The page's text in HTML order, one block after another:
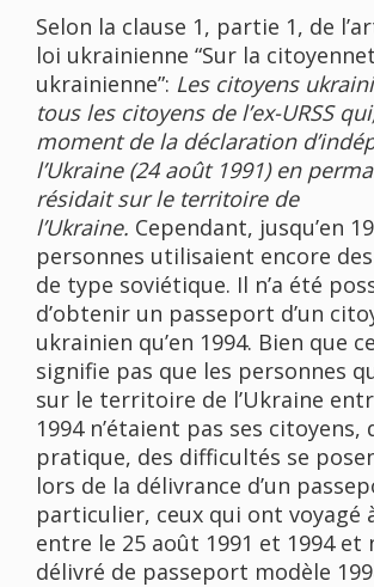
Selon la clause 1, partie 1, de
loi ukrainienne “Sur la
ukrainienne”: Les citoyens
tous les citoyens de l’ex-URSS
moment de la déclaration
l’Ukraine (24 août 1991) en
résidait sur le territoire de
l’Ukraine. Cependant, jusqu’en
personnes utilisaient encore
de type soviétique. Il n’a été
d’obtenir un passeport d’un
ukrainien qu’en 1994. Bien que
signifie pas que les personnes
sur le territoire de l’Ukraine
1994 n’étaient pas ses citoyens,
pratique, des difficultés se
lors de la délivrance d’un
particulier, ceux qui ont voyagé
entre le 25 août 1991 et 1994 et
délivré de passeport modèle